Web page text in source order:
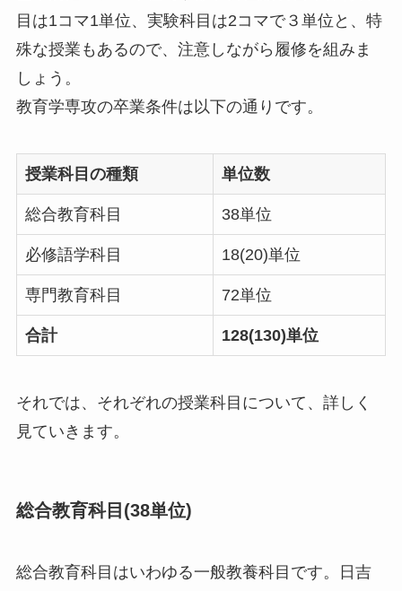
目は1コマ1単位、実験科目は2コマで３単位と、特
殊な授業もあるので、注意しながら履修を組みま
しょう。
教育学専攻の卒業条件は以下の通りです。
授業科目の種類 単位数
総合教育科目 38単位
必修語学科目 18(20)単位
専門教育科目 72単位
合計 128(130)単位
それでは、それぞれの授業科目について、詳しく
見ていきます。
総合教育科目(38単位)
総合教育科目はいわゆる一般教養科目です。日吉